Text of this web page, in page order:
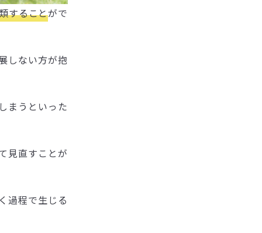
することがで
しない方が抱
まうといった
見直すことが
過程で生じる